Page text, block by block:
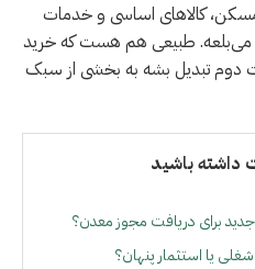
کالاهای اساسی و خدمات
می‌بلعه. طبیعی هم هست که خرید
تبدیل بشه به بخشی از سبک
باشید
برای دریافت مجوز معدن؟
یا استثمار پنهان؟